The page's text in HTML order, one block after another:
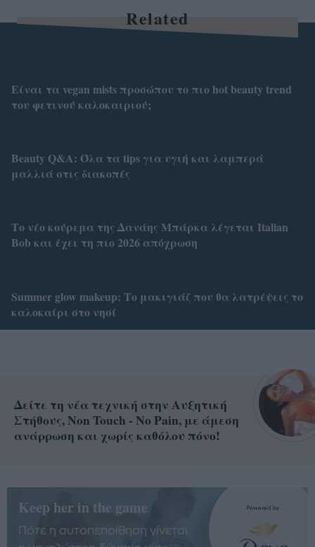
Related
Είναι τα vegan mists προσώπου το πιο hot beauty trend
του φετινού καλοκαιριού;
Beauty Q&A: Όλα τα tips για υγιή και λαμπερά
μαλλιά στις διακοπές
Το νέο κούρεμα της Δανάης Μπάρκα λέγεται Italian
Bob και έχει τη πιο 2026 απόχρωση
Summer glow makeup: Το μακιγιάζ που θα λατρέψεις το
καλοκαίρι στο νησί
Δείτε τη νέα τεχνική στην Αυξητική
Στήθους, Non Touch - No Pain, με άμεση
ανάρρωση και χωρίς καθόλου πόνο!
Keep her in the game
Πότε η αυτοπεποίθηση γίνεται